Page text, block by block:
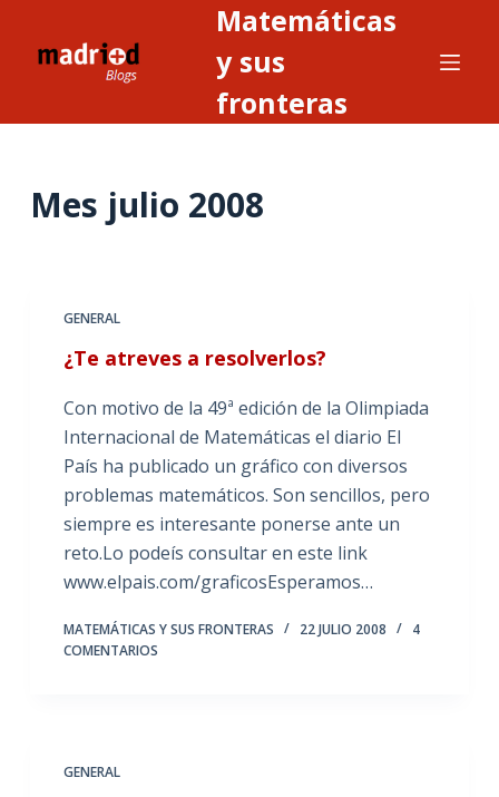
Matemáticas
y sus
fronteras
Mes julio 2008
GENERAL
¿Te atreves a resolverlos?
Con motivo de la 49ª edición de la Olimpiada
Internacional de Matemáticas el diario El
País ha publicado un gráfico con diversos
problemas matemáticos. Son sencillos, pero
siempre es interesante ponerse ante un
reto.Lo podeís consultar en este link
www.elpais.com/graficosEsperamos…
MATEMÁTICAS Y SUS FRONTERAS 22 JULIO 2008
4
COMENTARIOS
GENERAL